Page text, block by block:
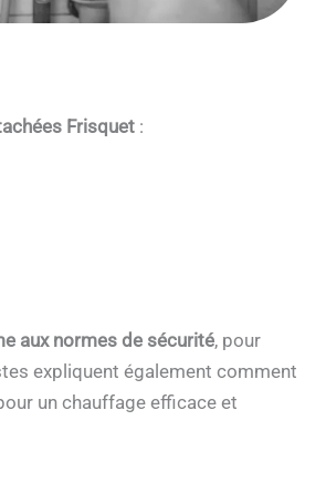
Frisquet :
aux normes de sécurité, pour
expliquent également comment
un chauffage efficace et